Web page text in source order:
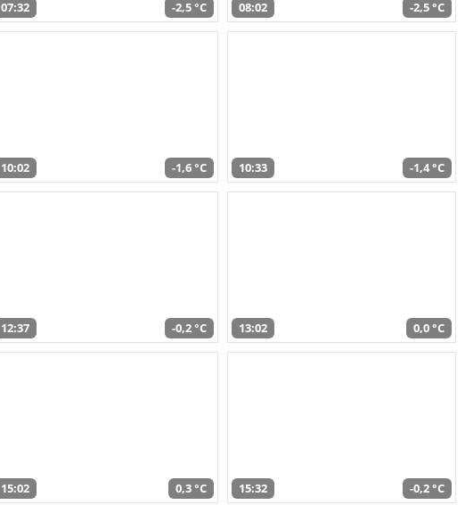
07:32 -2,5 °C 08:02 -2,5 °C
10:02 -1,6 °C 10:33 -1,4 °C
12:37 -0,2 °C 13:02 0,0 °C
15:02 0,3 °C 15:32 -0,2 °C